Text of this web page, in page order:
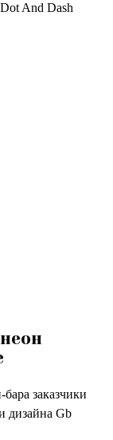
And Dash
заказчики
дизайна Gb